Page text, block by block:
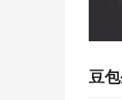
豆